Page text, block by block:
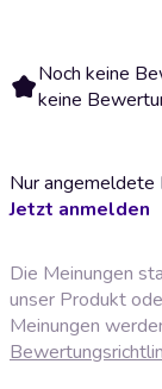
Noch keine
keine
Nur angemeldete
Jetzt anmelden
Die Meinungen
unser Produkt
Meinungen